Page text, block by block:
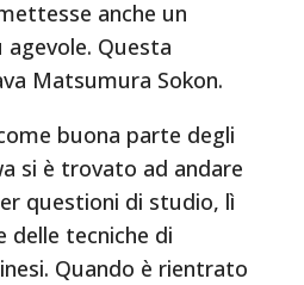
anche un
Questa
Matsumura Sokon.
buona parte degli
si è trovato ad andare
questioni di studio, lì
delle tecniche di
Quando è rientrato